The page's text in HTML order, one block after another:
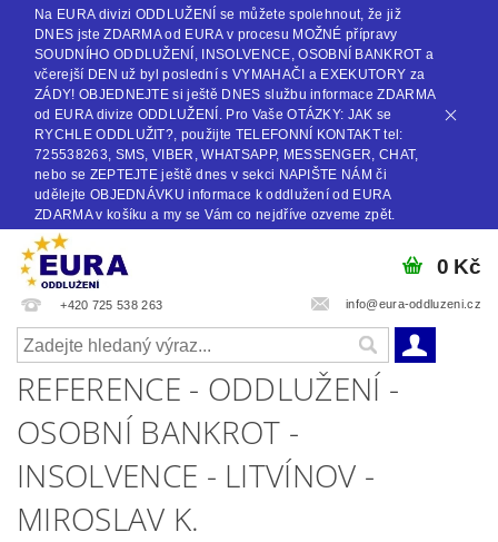
Na EURA divizi ODDLUŽENÍ se můžete spolehnout, že již
DNES jste ZDARMA od EURA v procesu MOŽNÉ přípravy
SOUDNÍHO ODDLUŽENÍ, INSOLVENCE, OSOBNÍ BANKROT a
včerejší DEN už byl poslední s VYMAHAČI a EXEKUTORY za
ZÁDY! OBJEDNEJTE si ještě DNES službu informace ZDARMA
od EURA divize ODDLUŽENÍ. Pro Vaše OTÁZKY: JAK se
RYCHLE ODDLUŽIT?, použijte TELEFONNÍ KONTAKT tel:
725538263, SMS, VIBER, WHATSAPP, MESSENGER, CHAT,
nebo se ZEPTEJTE ještě dnes v sekci NAPIŠTE NÁM či
udělejte OBJEDNÁVKU informace k oddlužení od EURA
ZDARMA v košíku a my se Vám co nejdříve ozveme zpět.
+420 725 538 263 info@eura-oddluzeni.cz
0 Kč
REFERENCE - ODDLUŽENÍ -
OSOBNÍ BANKROT -
INSOLVENCE - LITVÍNOV -
MIROSLAV K.